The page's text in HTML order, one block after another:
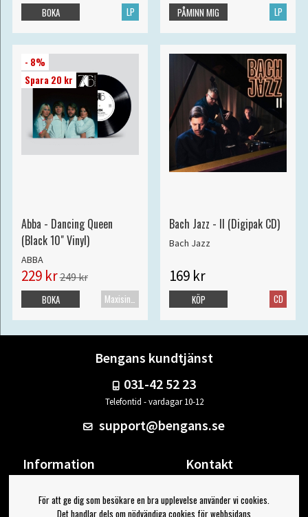
LP
BOKA LP
PÅMINN MIG
- 8%
Spara 20 kr
Abba - Dancing Queen
(Black 10" Vinyl)
ABBA
229 kr249 kr
Maxisingel
BOKA
Bach Jazz - II (Digipak CD)
Bach Jazz
169 kr
CD
KÖP
Bengans kundtjänst
031-42 52 23
Telefontid - vardagar 10-12
support@bengans.se
Information
Om Bengans
Kontakt
Din sida
För att ge dig som besökare en bra upplevelse använder vi cookies.
Det handlar dels om nödvändiga cookies för webbsidans